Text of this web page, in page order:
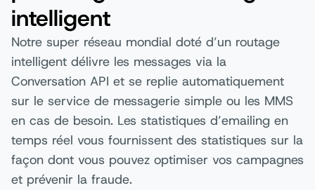
intelligent
Notre super réseau mondial doté d’un routage
intelligent délivre les messages via la
Conversation API et se replie automatiquement
sur le service de messagerie simple ou les MMS
en cas de besoin. Les statistiques d’emailing en
temps réel vous fournissent des statistiques sur la
façon dont vous pouvez optimiser vos campagnes
et prévenir la fraude.